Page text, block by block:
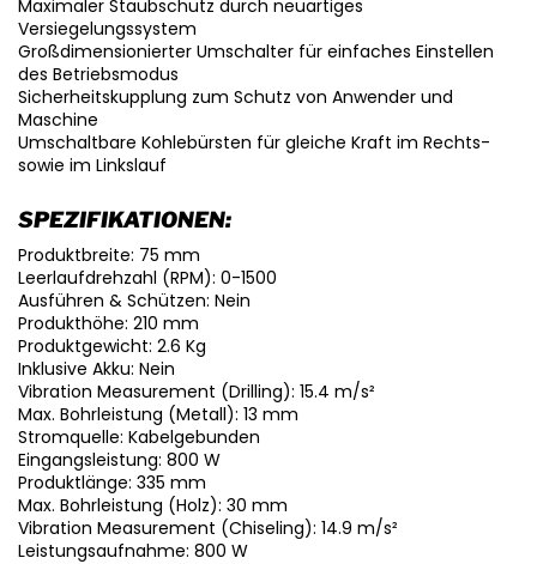
Maximaler Staubschutz durch neuartiges
Versiegelungssystem
Großdimensionierter Umschalter für einfaches Einstellen
des Betriebsmodus
Sicherheitskupplung zum Schutz von Anwender und
Maschine
Umschaltbare Kohlebürsten für gleiche Kraft im Rechts-
sowie im Linkslauf
SPEZIFIKATIONEN:
Produktbreite: 75 mm
Leerlaufdrehzahl (RPM): 0-1500
Ausführen & Schützen: Nein
Produkthöhe: 210 mm
Produktgewicht: 2.6 Kg
Inklusive Akku: Nein
Vibration Measurement (Drilling): 15.4 m/s²
Max. Bohrleistung (Metall): 13 mm
Stromquelle: Kabelgebunden
Eingangsleistung: 800 W
Produktlänge: 335 mm
Max. Bohrleistung (Holz): 30 mm
Vibration Measurement (Chiseling): 14.9 m/s²
Leistungsaufnahme: 800 W